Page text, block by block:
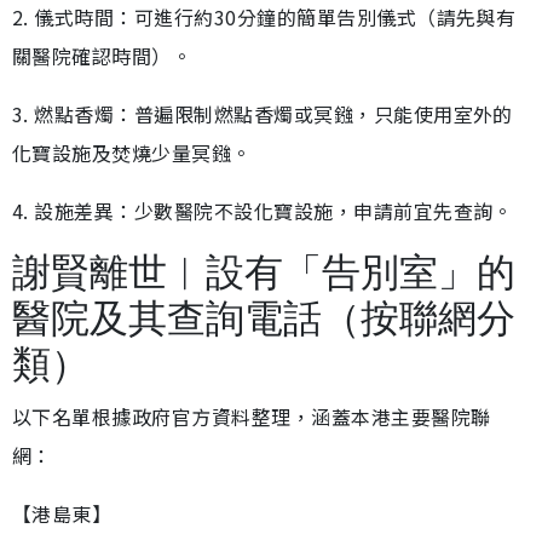
2. 儀式時間：可進行約30分鐘的簡單告別儀式（請先與有
關醫院確認時間）。
3. 燃點香燭：普遍限制燃點香燭或冥鏹，只能使用室外的
化寶設施及焚燒少量冥鏹。
4. 設施差異：少數醫院不設化寶設施，申請前宜先查詢。
謝賢離世︱設有「告別室」的
醫院及其查詢電話（按聯網分
類）
以下名單根據政府官方資料整理，涵蓋本港主要醫院聯
網：
【港島東】